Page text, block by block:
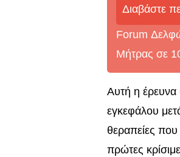
Διαβάστε
Forum
Μήτρας σε
Αυτή η έρευνα
εγκεφάλου
θεραπείες που
πρώτες